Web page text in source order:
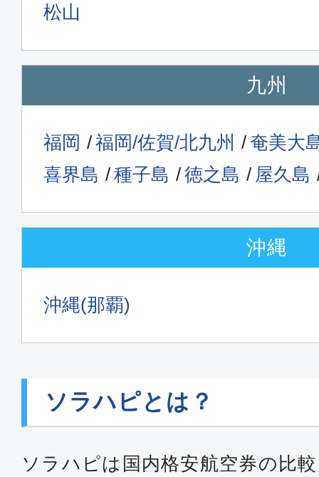
松山
九州
福岡 福岡/佐賀/北九州
奄美大
喜界島
種子島 徳之島 屋久島
沖縄
沖縄(那覇)
ソラハピとは？
ソラハピは国内格安航空券の比